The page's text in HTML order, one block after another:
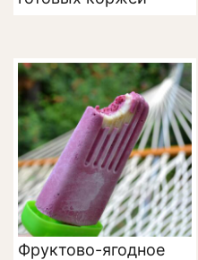
Фруктово-ягодное